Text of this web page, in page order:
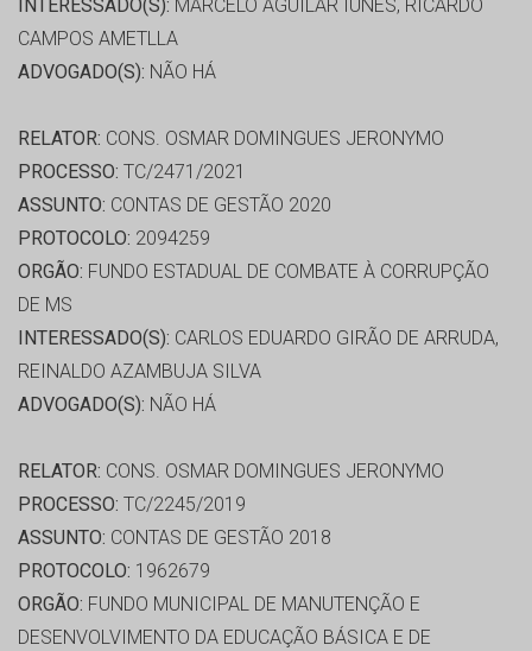
INTERESSADO(S): MARCELO AGUILAR IUNES, RICARDO
CAMPOS AMETLLA
ADVOGADO(S): NÃO HÁ
RELATOR: CONS. OSMAR DOMINGUES JERONYMO
PROCESSO: TC/2471/2021
ASSUNTO: CONTAS DE GESTÃO 2020
PROTOCOLO: 2094259
ORGÃO: FUNDO ESTADUAL DE COMBATE À CORRUPÇÃO
DE MS
INTERESSADO(S): CARLOS EDUARDO GIRÃO DE ARRUDA,
REINALDO AZAMBUJA SILVA
ADVOGADO(S): NÃO HÁ
RELATOR: CONS. OSMAR DOMINGUES JERONYMO
PROCESSO: TC/2245/2019
ASSUNTO: CONTAS DE GESTÃO 2018
PROTOCOLO: 1962679
ORGÃO: FUNDO MUNICIPAL DE MANUTENÇÃO E
DESENVOLVIMENTO DA EDUCAÇÃO BÁSICA E DE